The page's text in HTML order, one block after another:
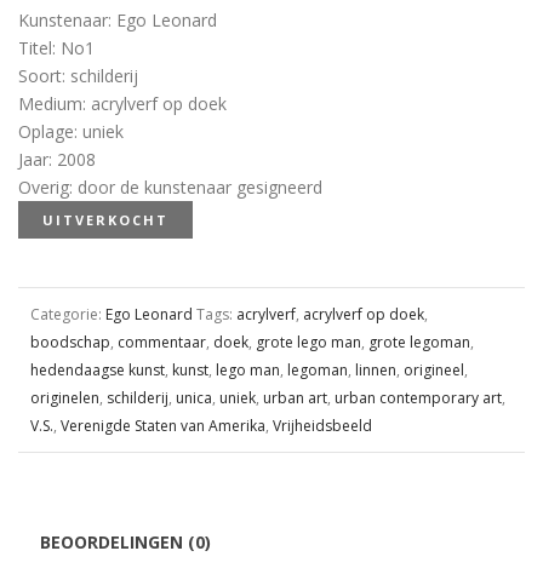
Kunstenaar: Ego Leonard
Titel: No1
Soort: schilderij
Medium: acrylverf op doek
Oplage: uniek
Jaar: 2008
Overig: door de kunstenaar gesigneerd
UITVERKOCHT
Categorie: Ego Leonard Tags: acrylverf, acrylverf op doek,
boodschap, commentaar, doek, grote lego man, grote legoman,
hedendaagse kunst, kunst, lego man, legoman, linnen, origineel,
originelen, schilderij, unica, uniek, urban art, urban contemporary art,
V.S., Verenigde Staten van Amerika, Vrijheidsbeeld
BEOORDELINGEN (0)